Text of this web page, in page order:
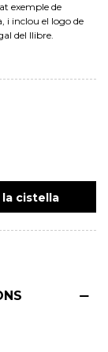
exemple de
i inclou el logo de
del llibre.
cistella